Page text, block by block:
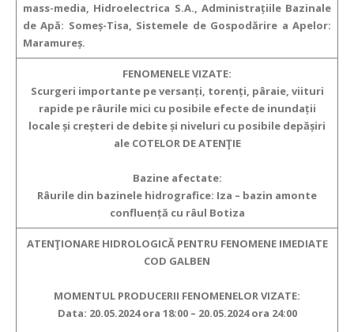
mass-media, Hidroelectrica S.A., Administrațiile Bazinale
de Apă: Someș-Tisa, Sistemele de Gospodărire a Apelor:
Maramureș.
FENOMENELE VIZATE:
Scurgeri importante pe versanți, torenți, pâraie, viituri
rapide pe râurile mici cu posibile efecte de inundații
locale și creșteri de debite și niveluri cu posibile depășiri
ale COTELOR DE ATENŢIE
Bazine afectate:
Râurile din bazinele hidrografice: Iza – bazin amonte
confluență cu râul Botiza
ATENŢIONARE HIDROLOGICĂ PENTRU FENOMENE IMEDIATE
COD GALBEN
MOMENTUL PRODUCERII FENOMENELOR VIZATE:
Data: 20.05.2024 ora 18:00 – 20.05.2024 ora 24:00